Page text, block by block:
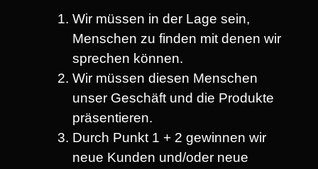
Wir müssen in der Lage sein,
Menschen zu finden mit denen wir
sprechen können.
Wir müssen diesen Menschen
unser Geschäft und die Produkte
präsentieren.
Durch Punkt 1 + 2 gewinnen wir
neue Kunden und/oder neue